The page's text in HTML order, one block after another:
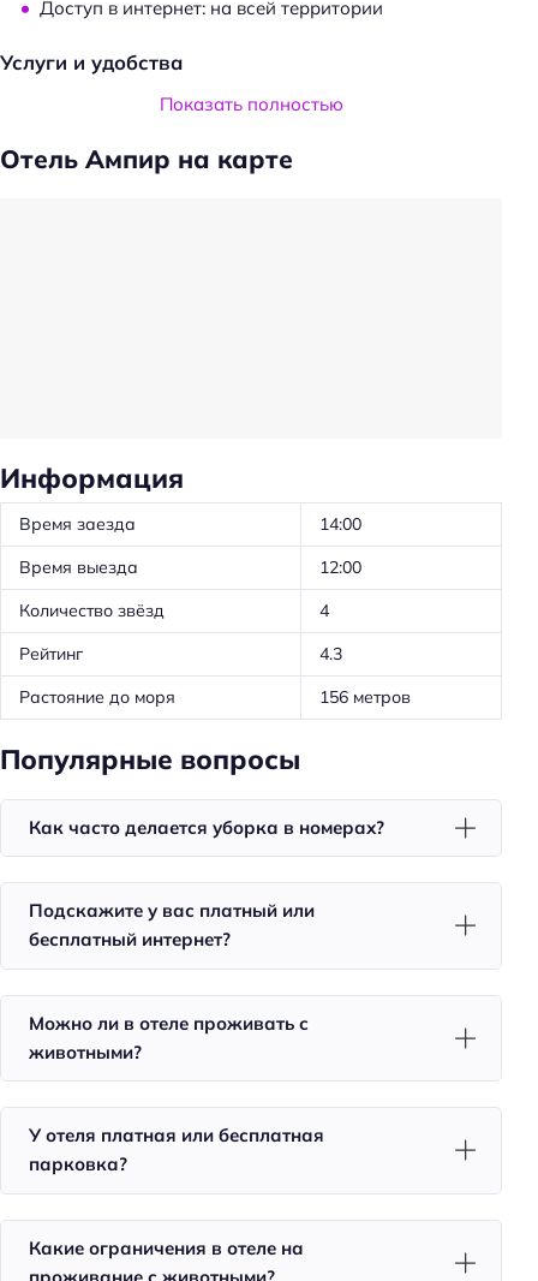
Доступ в интернет: на всей территории
Услуги и удобства
Общий туалет
Есть ограничения по весу животных
Обслуживание номеров
Проживание с животными
Удобства в номерах
Кондиционер в номере
Номера для некурящих
Номера для курящих
Телевизор в номере
Холодильник
Санузел в номере
Для семей
Детская кровать (4-10 лет): платно
Детские кроватки/люльки
Детская кровать (0-1 год): бесплатно
Детская кровать (2-3 года): бесплатно
Пляжный отдых
Пляжная линия: 1-я линия
Показать полностью
Отель Ампир на карте
Информация
Время заезда
14:00
Время выезда
12:00
Количество звёзд
4
Рейтинг
4.3
Растояние до моря
156 метров
Популярные вопросы
Как часто делается уборка в номерах?
Подскажите у вас платный или
бесплатный интернет?
Можно ли в отеле проживать с
животными?
У отеля платная или бесплатная
парковка?
Какие ограничения в отеле на